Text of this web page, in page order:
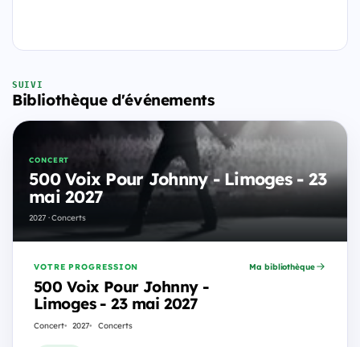
SUIVI
Bibliothèque d'événements
CONCERT
500 Voix Pour Johnny - Limoges - 23
mai 2027
2027 · Concerts
VOTRE PROGRESSION
500 Voix Pour Johnny -
Limoges - 23 mai 2027
Concert 2027 Concerts
Ma bibliothèque